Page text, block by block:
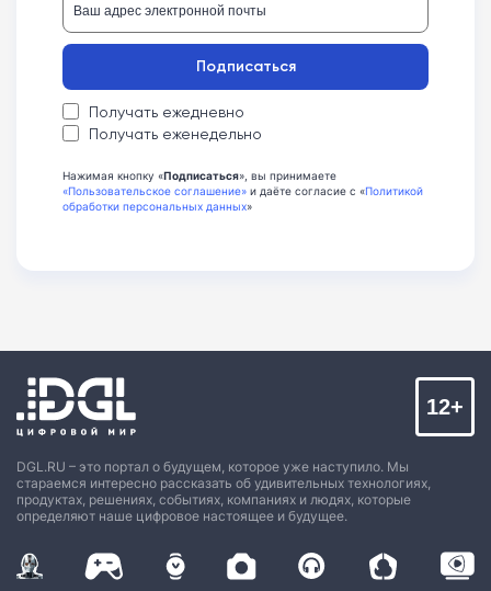
Получать ежедневно
Получать еженедельно
Подписаться
Нажимая кнопку «Подписаться», вы принимаете
«Пользовательское соглашение» и даёте согласие с «Политикой
обработки персональных данных»
DGL.RU – это портал о будущем, которое уже наступило. Мы
стараемся интересно рассказать об удивительных технологиях,
продуктах, решениях, событиях, компаниях и людях, которые
определяют наше цифровое настоящее и будущее.
12+